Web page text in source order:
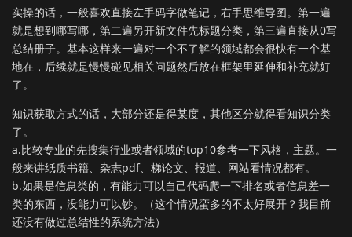
实操的话，一般喜欢直接左手码字做笔记，右手思维导图。第一遍
就是想到哪写哪，第二遍另开新文件先标题分类，第三遍直接从0写
总结册子。基本这样来一遍对一个不了解的领域都会很快有一个基
地在，后续就是慢慢碰见相关问题然后放在框架里延伸和补充就好
了。
知识获取方式的话，大部分还是得某度，其他区分就得看知识分类
了。
a.比较专业的先搜集行业或者领域的top10参考一下风格，主题。一
般来讲纸质书籍、杂志pdf、梯论文、报道、网站看情况都有。
b.如果是信息类的，有能力可以自己代码爬一下排名或者信息差一
类的东西，没能力可以钞。（这个情况蛮多的不太好展开？我目前
还没有做过总结性的系统方法）